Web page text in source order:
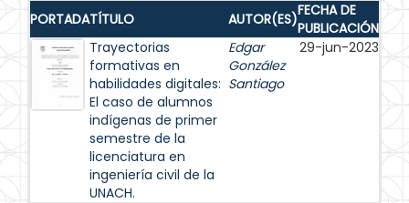
PORTADATÍTULO AUTOR(ES)FECHA DE
PUBLICACIÓN
Trayectorias
formativas en
habilidades digitales:
El caso de alumnos
indígenas de primer
semestre de la
licenciatura en
ingeniería civil de la
UNACH.
Edgar
González
Santiago
29-jun-2023